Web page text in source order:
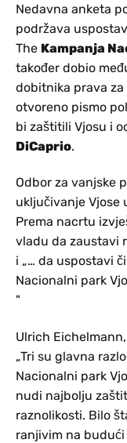
Nedavna anketa
podržava
The Kampanja
također dobio
dobitnika prava
otvoreno pismo
bi zaštitili Vjosu i
DiCaprio.
Odbor za vanjske
uključivanje Vjose
Prema nacrtu
vladu da zaustavi
i „… da uspostavi
Nacionalni park
"
Ulrich
„Tri su glavna
Nacionalni park
nudi najbolju
raznolikosti. Bilo
ranjivim na